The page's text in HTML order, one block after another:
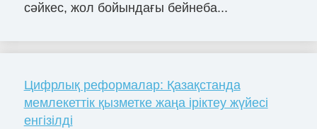
сәйкес, жол бойындағы бейнеба...
Цифрлық реформалар: Қазақстанда
мемлекеттік қызметке жаңа іріктеу жүйесі
енгізілді